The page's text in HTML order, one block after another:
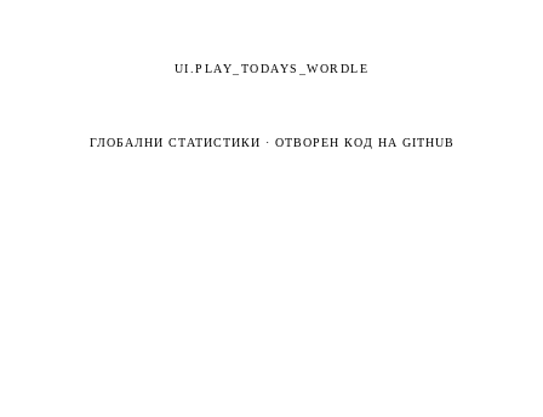
UI.PLAY_TODAYS_WORDLE
ГЛОБАЛНИ СТАТИСТИКИ · ОТВОРЕН КОД НА GITHUB